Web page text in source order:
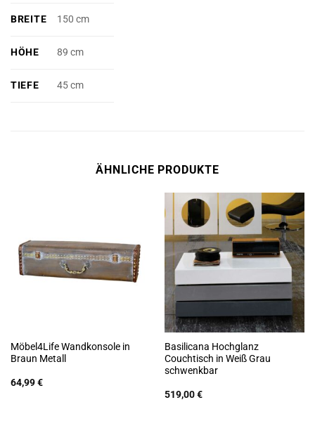
BREITE 150 cm
HÖHE 89 cm
TIEFE 45 cm
ÄHNLICHE PRODUKTE
Möbel4Life Wandkonsole in
Braun Metall
64,99€
Basilicana Hochglanz
Couchtisch in Weiß Grau
schwenkbar
519,00€